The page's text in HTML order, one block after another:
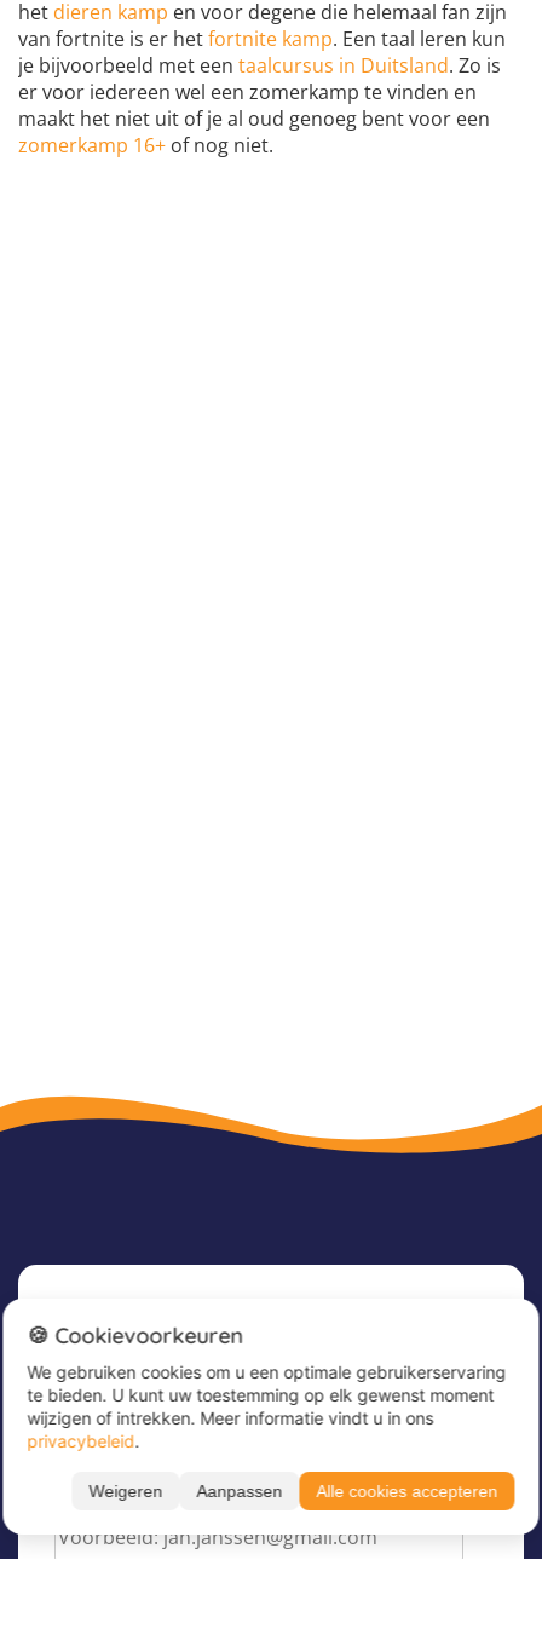
het dieren kamp en voor degene die helemaal fan zijn
van fortnite is er hetfortnite kamp. Een taal leren kun
je bijvoorbeeld met een taalcursus in Duitsland. Zo is
er voor iedereen wel een zomerkamp te vinden en
maakt het niet uit of je al oud genoeg bent voor een
zomerkamp 16+ of nog niet.
Nieuwsbrief
Meld u nu aan voor onze nieuwsbrief om
geweldige aanbiedingen te ontvangen en op de
hoogte te blijven!
Voer hier uw e-mailadres in*
🍪 Cookievoorkeuren
We gebruiken cookies om u een optimale gebruikerservaring
te bieden. U kunt uw toestemming op elk gewenst moment
wijzigen of intrekken. Meer informatie vindt u in ons
privacybeleid.
Weigeren Aanpassen Alle cookies accepteren